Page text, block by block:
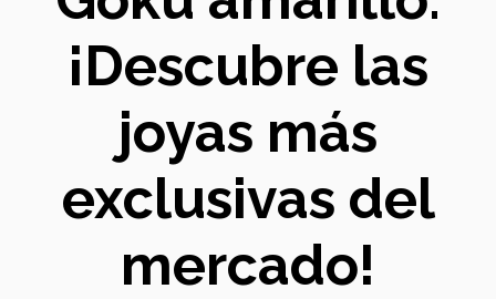
¡Descubre las
joyas más
exclusivas del
mercado!